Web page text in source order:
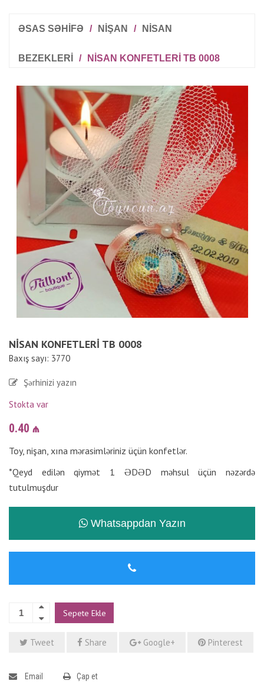
ƏSAS SƏHİFƏ / NIŞAN / NISAN
BEZEKLERI / NISAN KONFETLERI TB 0008
NISAN KONFETLERI TB 0008
Baxış sayı: 3770
Şərhinizi yazın
Stokta var
0.40 ₼
Toy, nişan, xına mərasimləriniz üçün konfetlər.
*Qeyd edilən qiymət 1 ƏDƏD məhsul üçün nəzərdə
tutulmuşdur
Whatsappdan Yazın
Sepete Ekle
Tweet Share Google+ Pinterest
Email Çap et